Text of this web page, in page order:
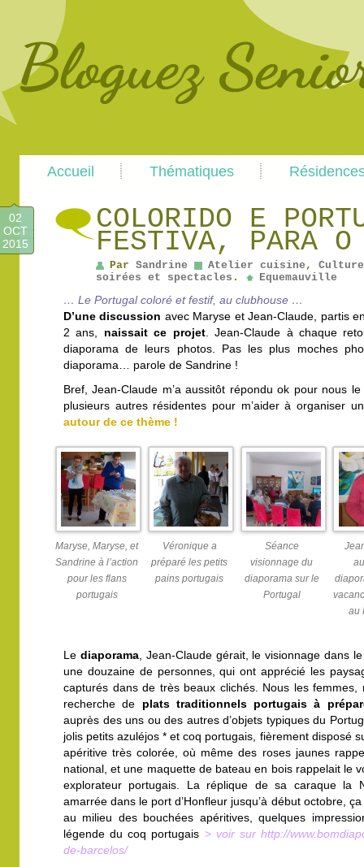
menuAccueil Thématiques
COLORIDO E
FESTIVA, PARA O
02
OCT
2015
Par Sandrine Atelier cuisine , Culture
soirées et spectacles . Equemauville
… Le Portugal coloré et festif, au clubhouse …
D’une discussion avec Maryse et Jean-Claude, partis
2 ans, naissait ce projet. Jean-Claude à chaque
diaporama de leurs photos. Pas les plus moches
diaporama… parole de Sandrine !
Bref, Jean-Claude m’a aussitôt répondu ok pour nous
plusieurs autres résidentes pour m’aider à organiser
autour de ce thème !
Maryse, Maryse, et
Sandrine à l’action
pour les flans
portugais
Véronique a
préparé les petits
pains portugais
Séance
visionnage du
diaporama sur le
Portugal
au
Le diaporama, Jean-Claude gérait, le visionnage dans
une douzaine de personnes, qui ont apprécié les
capturés dans de très beaux clichés. Nous les
recherche de plats traditionnels portugais à
auprès des uns ou des autres d’objets typiques du
jolis petits azuléjos * et coq portugais, fièrement disposé
apéritive très colorée, où même des roses jaunes
national, et une maquette de bateau en bois rappelait le
explorateur portugais. La réplique de sa caraque la
amarrée dans le port d’Honfleur jusqu’à début octobre,
au milieu des bouchées apéritives, quelques
légende du coq portugais > voir sur http://
de-barcelos/